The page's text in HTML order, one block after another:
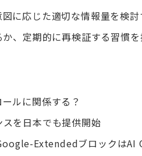
に応じた適切な情報量を検討
、定期的に再検証する習慣を
ルに関係する？
を日本でも提供開始
Extendedブロックは